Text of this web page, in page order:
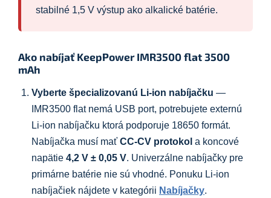
stabilné 1,5 V výstup ako alkalické batérie.
Ako nabíjať KeepPower IMR3500 flat 3500
mAh
Vyberte špecializovanú Li-ion nabíjačku —
IMR3500 flat nemá USB port, potrebujete externú
Li-ion nabíjačku ktorá podporuje 18650 formát.
Nabíjačka musí mať CC-CV protokol a koncové
napätie 4,2 V ± 0,05 V. Univerzálne nabíjačky pre
primárne batérie nie sú vhodné. Ponuku Li-ion
nabíjačiek nájdete v kategórii Nabíjačky.